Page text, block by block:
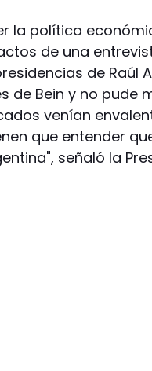
la política
de una
de Raúl
de Bein y no pude
venían
que entender
señaló la